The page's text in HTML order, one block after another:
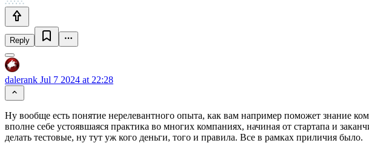
Reply
dalerank Jul 7 2024 at 22:28
Ну вообще есть понятие нерелевантного опыта, как вам например поможет знание
вполне себе устоявшаяся практика во многих компаниях, начиная от стартапа и
делать тестовые, ну тут уж кого деньги, того и правила. Все в рамках приличия было.